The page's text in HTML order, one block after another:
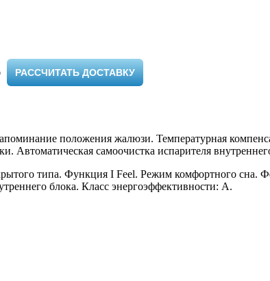
РАССЧИТАТЬ ДОСТАВКУ
положения жалюзи. Температурная
Автоматическая самоочистка испарителя
типа. Функция I Feel. Режим комфортного сна.
блока. Класс энергоэффективности: A.